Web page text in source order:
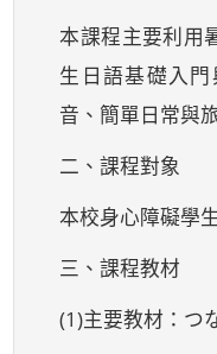
本課程主要利用
生日語基礎入
音、簡單日常與
二、課程對象
本校身心障礙學
三、課程教材
(1)主要教材：つ